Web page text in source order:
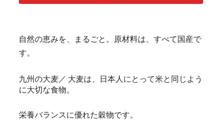
自然の恵みを、まるごと。原材料は、すべて国産で
す。
九州の大麦／ 大麦は、日本人にとって米と同じよう
に大切な食物。
栄養バランスに優れた穀物です。